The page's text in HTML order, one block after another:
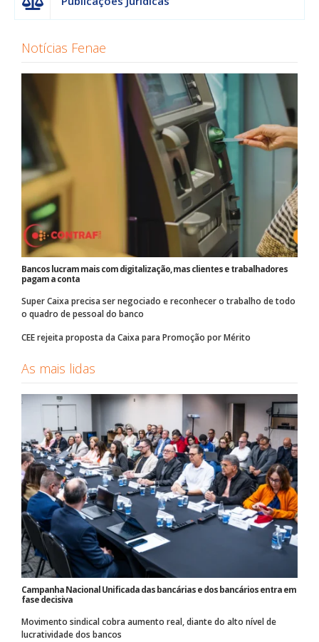
Notícias Fenae
Bancos lucram mais com digitalização, mas clientes e trabalhadores
pagam a conta
Super Caixa precisa ser negociado e reconhecer o trabalho de todo
o quadro de pessoal do banco
CEE rejeita proposta da Caixa para Promoção por Mérito
As mais lidas
Campanha Nacional Unificada das bancárias e dos bancários entra em
fase decisiva
Movimento sindical cobra aumento real, diante do alto nível de
lucratividade dos bancos